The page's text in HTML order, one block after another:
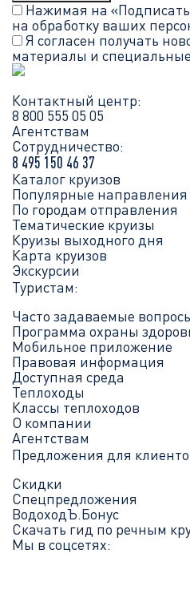
Нажимая на
на обработку ваших
Я согласен получать
материалы и
Контактный центр:
8 800 555 05 05
Агентствам
Сотрудничество:
8 495 150 46 37
Каталог круизов
Популярные направления
По городам отправления
Тематические круизы
Круизы выходного дня
Карта круизов
Экскурсии
Туристам:
Часто задаваемые
Программа охраны
Мобильное приложение
Правовая информация
Доступная среда
Теплоходы
Классы теплоходов
О компании
Агентствам
Предложения для
Скидки
Спецпредложения
ВодоходЪ.Бонус
Скачать гид по речным
Мы в соцсетях: